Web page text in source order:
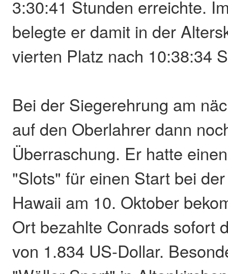
3:30:41 Stunden erreichte.
belegte er damit in der
vierten Platz nach 10:38:34
Bei der Siegerehrung am
auf den Oberlahrer dann
Überraschung. Er hatte
"Slots" für einen Start bei
Hawaii am 10. Oktober
Ort bezahlte Conrads sofort
von 1.834 US-Dollar.